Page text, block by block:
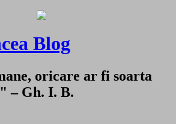
Blog
oricare ar fi soarta
– Gh. I. B.